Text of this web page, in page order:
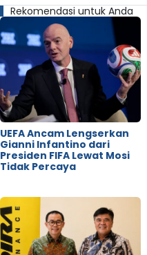
Rekomendasi untuk Anda
UEFA Ancam Lengserkan
Gianni Infantino dari
Presiden FIFA Lewat Mosi
Tidak Percaya